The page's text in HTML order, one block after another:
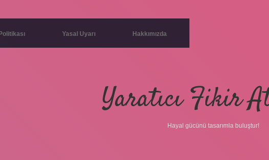
Yasal Uyarı Hakkımızda
Yaratıcı Fikir
Hayal gücünü tasarımla buluştur!